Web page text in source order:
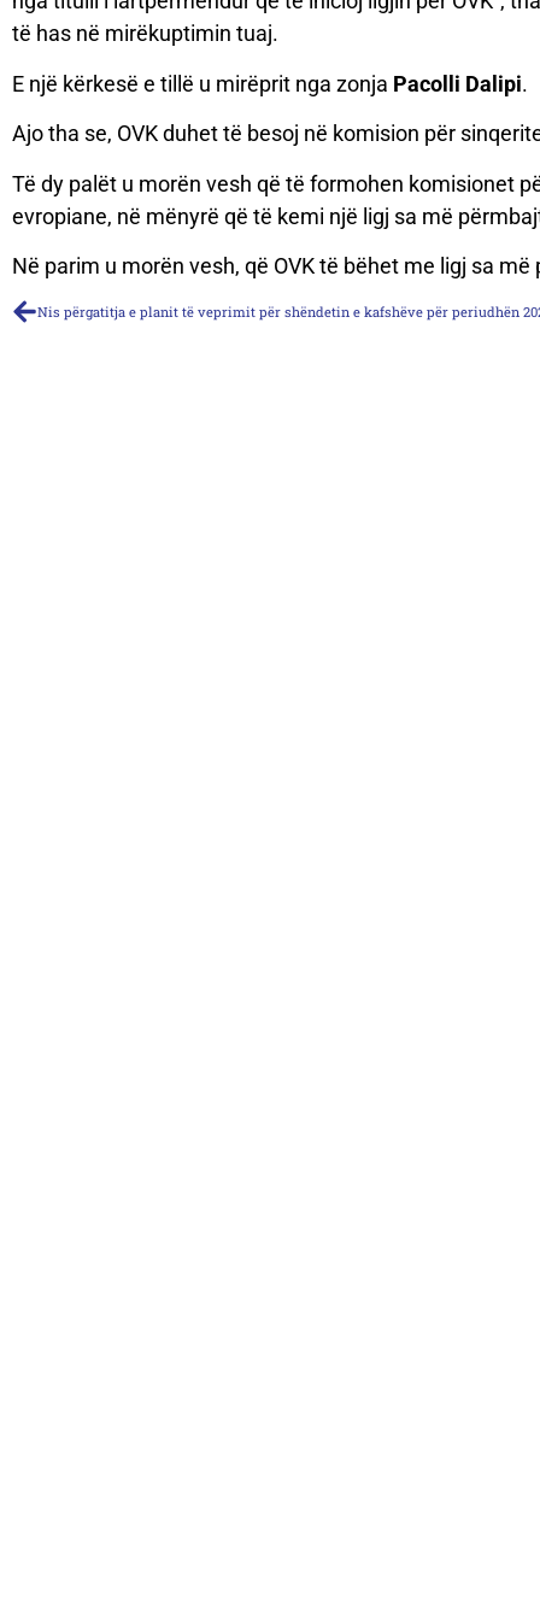
të has në mirëkuptimin tuaj.
E një kërkesë e tillë u mirëprit nga zonja Pacolli Dalipi.
Ajo tha se, OVK duhet të besoj në komision për
Të dy palët u morën vesh që të formohen komisionet
evropiane, në mënyrë që të kemi një ligj sa më
Në parim u morën vesh, që OVK të bëhet me ligj sa